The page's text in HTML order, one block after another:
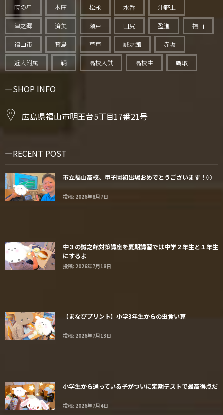
暁の星 本庄 松永 水呑 沖野上
津之郷 済美 瀬戸 田尻 盈進 福山
福山市 箕島 草戸 誠之館 赤坂
近大附属 鞆 高校入試 高校生 鷹取
SHOP INFO
広島県福山市明王台5丁目17番21号
RECENT POST
市立福山高校、甲子園初出場おめでとうございます！⚾️
投稿: 2026年8月7日
中３の誠之館対策講座を夏期講習では中学２年生と１年生
にするよ
投稿: 2026年7月18日
【まなびプリント】小学3年生からの虫食い算
投稿: 2026年7月13日
小学生から通っている子がついに定期テストで最高得点だ
投稿: 2026年7月4日